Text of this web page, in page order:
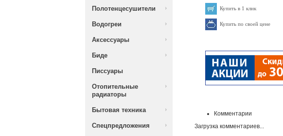
Полотенцесушители
Водогреи
Аксессуары
Биде
Писсуары
Отопительные
радиаторы
Бытовая техника
Спецпредложения
Купить в 1 клик
Купить по своей цене
Комментарии
Загрузка комментариев...